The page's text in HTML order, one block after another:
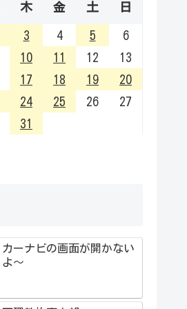
木 金 土 日
3 4 5
6
10 11 12
13
17 18 19
20
24 25 26
27
31
カーナビの画面が開かない
よ～